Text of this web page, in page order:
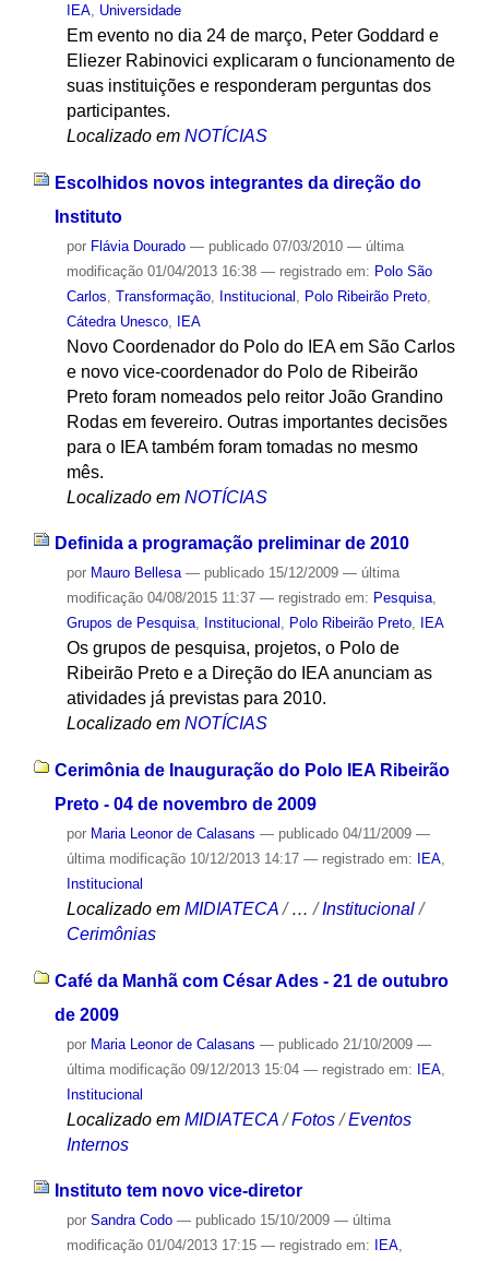
IEA, Universidade
Em evento no dia 24 de março, Peter Goddard e
Eliezer Rabinovici explicaram o funcionamento de
suas instituições e responderam perguntas dos
participantes.
Localizado em NOTÍCIAS
Escolhidos novos integrantes da direção do
Instituto
por Flávia Dourado — publicado07/03/2010 — última
modificação01/04/2013 16:38 — registrado em: Polo São
Carlos Transformação, Institucional Polo Ribeirão Preto,
Cátedra Unesco, IEA
Novo Coordenador do Polo do IEA em São Carlos
e novo vice-coordenador do Polo de Ribeirão
Preto foram nomeados pelo reitor João Grandino
Rodas em fevereiro. Outras importantes decisões
para o IEA também foram tomadas no mesmo
mês.
Localizado em NOTÍCIAS
Definida a programação preliminar de 2010
por Mauro Bellesa — publicado15/12/2009 — última
modificação04/08/2015 11:37 — registrado em: Pesquisa,
Grupos de Pesquisa, Institucional , Polo Ribeirão Preto, IEA
Os grupos de pesquisa, projetos, o Polo de
Ribeirão Preto e a Direção do IEA anunciam as
atividades já previstas para 2010.
Localizado em NOTÍCIAS
Cerimônia de Inauguração do Polo IEA Ribeirão
Preto - 04 de novembro de 2009
por Maria Leonor de Calasans — publicado04/11/2009 —
última modificação10/12/2013 14:17 — registrado em: IEA,
Institucional
Localizado em MIDIATECA /…/Institucional /
Cerimônias
Café da Manhã com César Ades - 21 de outubro
de 2009
por Maria Leonor de Calasans — publicado21/10/2009 —
última modificação09/12/2013 15:04 — registrado em: IEA,
Institucional
Localizado em MIDIATECA /Fotos /Eventos
Internos
Instituto tem novo vice-diretor
por Sandra Codo — publicado15/10/2009 — última
modificação01/04/2013 17:15 — registrado em: IEA,